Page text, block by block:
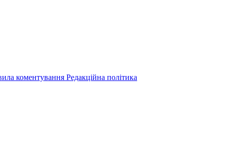
коментування Редакційна політика